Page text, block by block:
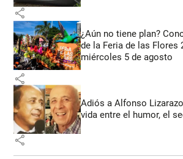
share
¿Aún no tiene plan?
de la Feria de las Flores
miércoles 5 de agosto
share
Adiós a Alfonso
vida entre el humor, el
share